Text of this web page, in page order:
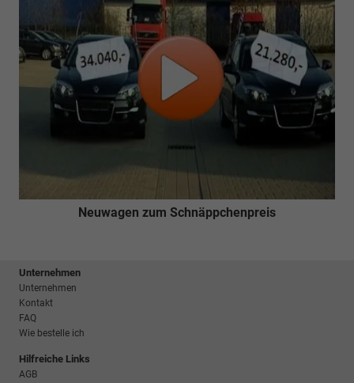
Neuwagen zum Schnäppchenpreis
Unternehmen
Unternehmen
Kontakt
FAQ
Wie bestelle ich
Hilfreiche Links
AGB